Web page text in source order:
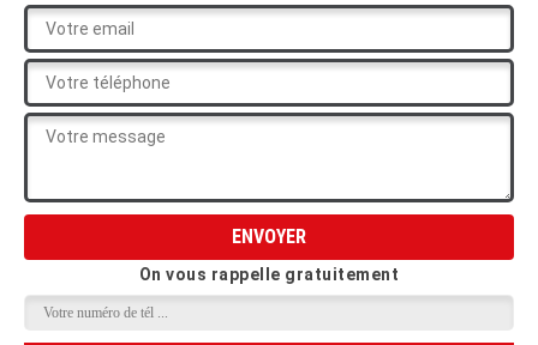
On vous rappelle gratuitement